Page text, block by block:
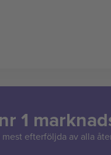
1
efterföljda av alla